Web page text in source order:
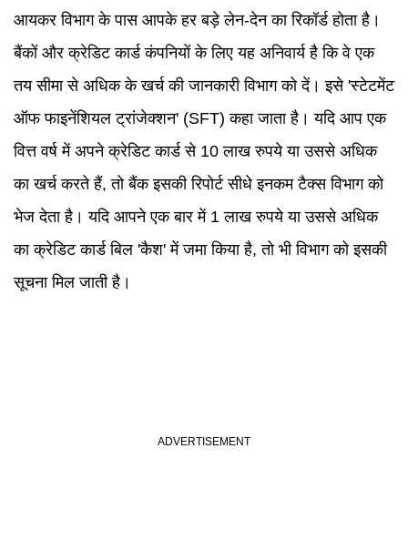
आयकर विभाग के पास आपके हर बड़े लेन-देन का रिकॉर्ड होता है।
बैंकों और क्रेडिट कार्ड कंपनियों के लिए यह अनिवार्य है कि वे एक
तय सीमा से अधिक के खर्च की जानकारी विभाग को दें। इसे 'स्टेटमेंट
ऑफ फाइनेंशियल ट्रांजेक्शन' (SFT) कहा जाता है। यदि आप एक
वित्त वर्ष में अपने क्रेडिट कार्ड से 10 लाख रुपये या उससे अधिक
का खर्च करते हैं, तो बैंक इसकी रिपोर्ट सीधे इनकम टैक्स विभाग को
भेज देता है। यदि आपने एक बार में 1 लाख रुपये या उससे अधिक
का क्रेडिट कार्ड बिल 'कैश' में जमा किया है, तो भी विभाग को इसकी
सूचना मिल जाती है।